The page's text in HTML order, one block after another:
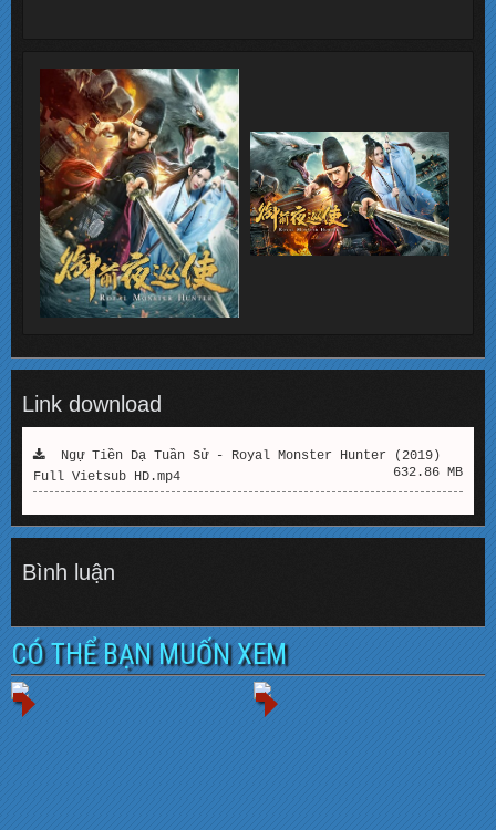
Link download
Ngự Tiền Dạ Tuần Sử - Royal Monster Hunter (2019)
Full Vietsub HD.mp4
632.86 MB
Bình luận
CÓ THỂ BẠN MUỐN XEM